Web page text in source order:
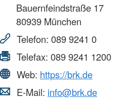
Bauernfeindstraße 17
80939 München
Telefon: 089 9241 0
Telefax: 089 9241 1200
Web: https://brk.de
E-Mail: info@brk.de